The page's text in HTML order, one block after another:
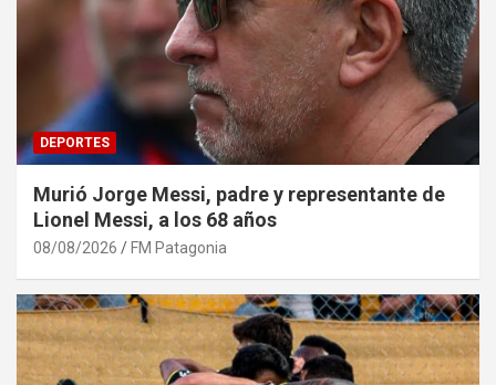
DEPORTES
Murió Jorge Messi, padre y representante de
Lionel Messi, a los 68 años
08/08/2026 FM Patagonia